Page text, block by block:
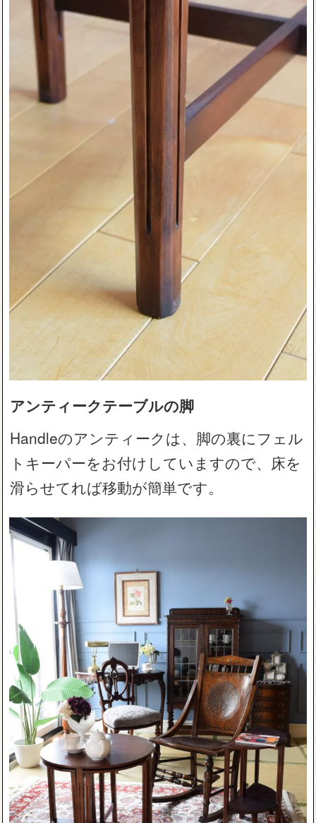
アンティークテーブルの脚
Handleのアンティークは、脚の裏にフェル
トキーパーをお付けしていますので、床を
滑らせてれば移動が簡単です。